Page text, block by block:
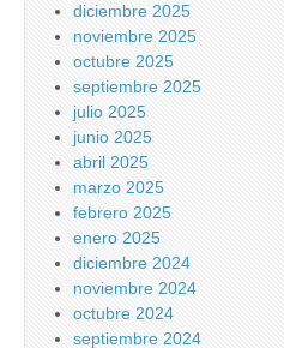
diciembre 2025
noviembre 2025
octubre 2025
septiembre 2025
julio 2025
junio 2025
abril 2025
marzo 2025
febrero 2025
enero 2025
diciembre 2024
noviembre 2024
octubre 2024
septiembre 2024